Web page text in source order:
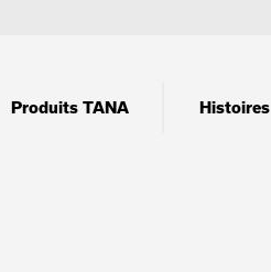
Produits TANA Histoires